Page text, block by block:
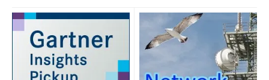
前回
説明したように、アプリが使用するケーパビリティは、ア
プリのパッケージの「
マニフェスト（AppxManifest.xml）」で
宣言されています。
画面4
は、Windows 10 Fall Creators Update
の「Microsoft Edge」のマニフェストです。これらは全て、最終
的にはケーパビリティSIDで識別されます。人が読める形式なの